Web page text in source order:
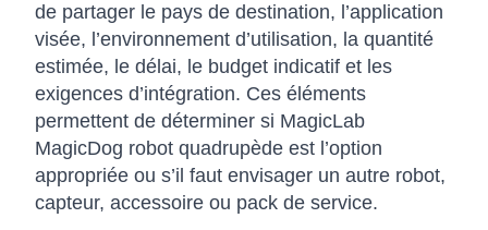
de partager le pays de destination, l’application
visée, l’environnement d’utilisation, la quantité
estimée, le délai, le budget indicatif et les
exigences d’intégration. Ces éléments
permettent de déterminer si MagicLab
MagicDog robot quadrupède est l’option
appropriée ou s’il faut envisager un autre robot,
capteur, accessoire ou pack de service.